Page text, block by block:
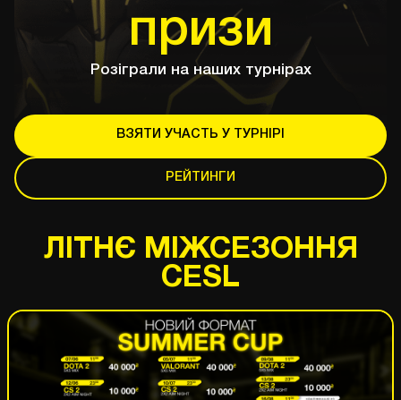
призи
Розіграли на наших турнірах
ВЗЯТИ УЧАСТЬ У ТУРНІРІ
РЕЙТИНГИ
ЛІТНЄ МІЖСЕЗОННЯ
CESL